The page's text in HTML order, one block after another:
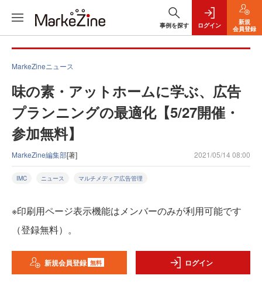
事例を探す ログイン
新規
会員登録
MarkeZineニュース
味の素・アットホームに学ぶ、広告
プランニングの最適化【5/27開催・
参加無料】
MarkeZine編集部[著] 2021/05/14 08:00
IMC ニュース マルチメディア広告管理
※印刷用ページ表示機能はメンバーのみが利用可能です
（登録無料）。
新規会員登録 無料 ログイン